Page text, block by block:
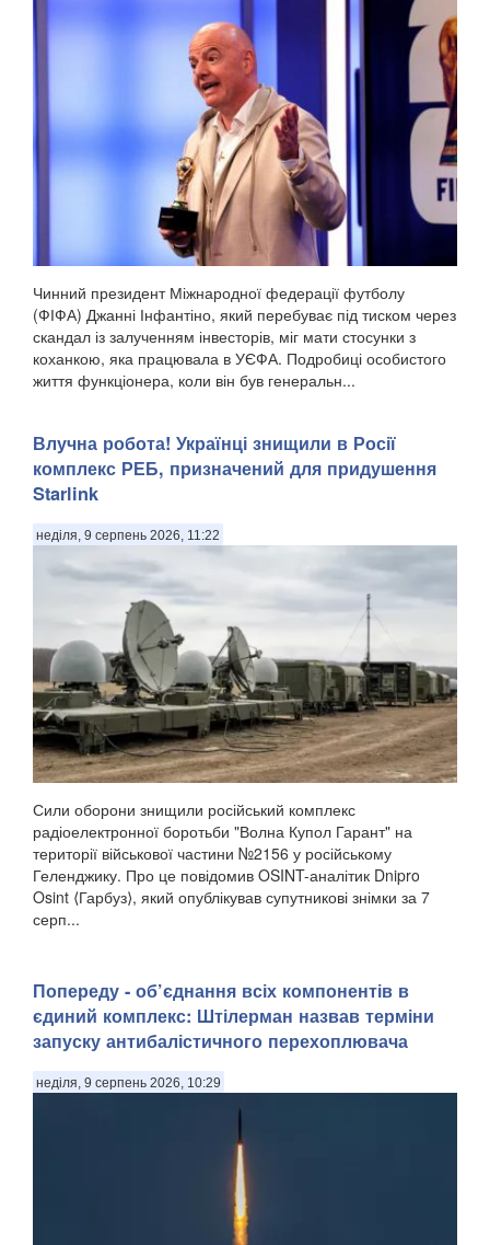
Чинний президент Міжнародної федерації футболу
(ФІФА) Джанні Інфантіно, який перебуває під тиском через
скандал із залученням інвесторів, міг мати стосунки з
коханкою, яка працювала в УЄФА. Подробиці особистого
життя функціонера, коли він був генеральн...
Влучна робота! Українці знищили в Росії
комплекс РЕБ, призначений для придушення
Starlink
неділя, 9 серпень 2026, 11:22
Сили оборони знищили російський комплекс
радіоелектронної боротьби "Волна Купол Гарант" на
території військової частини №2156 у російському
Геленджику. Про це повідомив OSINT-аналітик Dnipro
Osint ⟨Гарбуз⟩, який опублікував супутникові знімки за 7
серп...
Попереду - об’єднання всіх компонентів в
єдиний комплекс: Штілерман назвав терміни
запуску антибалістичного перехоплювача
неділя, 9 серпень 2026, 10:29